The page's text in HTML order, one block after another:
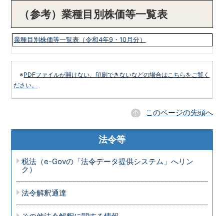
（参考）業種目別株価等一覧表
業種目別株価等一覧表（令和4年9・10月分）
※PDFファイルが開けない、印刷できないなどの場合はこちらをご覧く
ださい。
このページの先頭へ
法令等
税法（e-Govの「法令データ提供システム」へリン
ク）
法令解釈通達